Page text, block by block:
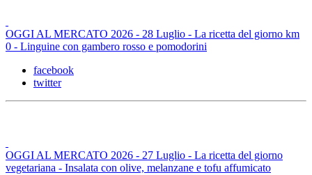
OGGI AL MERCATO 2026 - 28 Luglio - La ricetta del giorno km
0 - Linguine con gambero rosso e pomodorini
facebook
twitter
OGGI AL MERCATO 2026 - 27 Luglio - La ricetta del giorno
vegetariana - Insalata con olive, melanzane e tofu affumicato